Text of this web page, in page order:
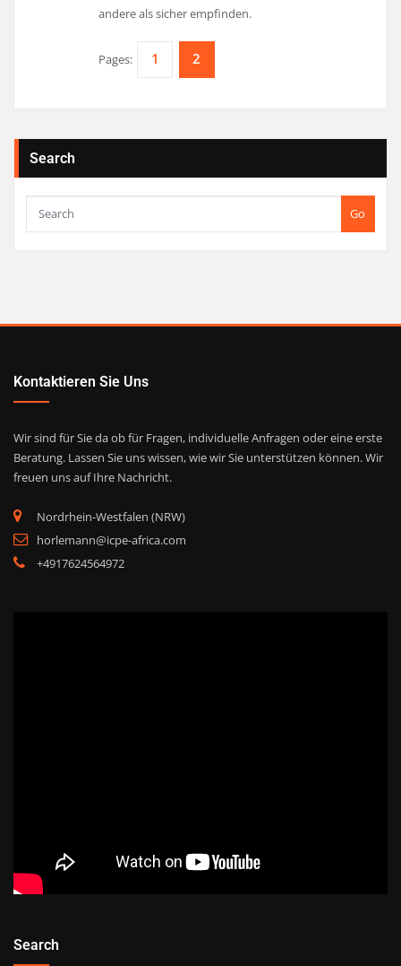
andere als sicher empfinden.
Pages: 1 2
Search
Go
Kontaktieren Sie Uns
Wir sind für Sie da ob für Fragen, individuelle Anfragen oder eine erste
Beratung. Lassen Sie uns wissen, wie wir Sie unterstützen können. Wir
freuen uns auf Ihre Nachricht.
Nordrhein-Westfalen (NRW)
horlemann@icpe-africa.com
+4917624564972
Search